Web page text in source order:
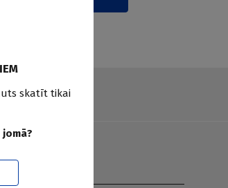
skatīt tikai